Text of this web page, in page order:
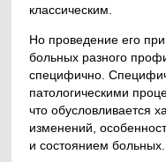
классическим.
Но проведение его
больных разного
специфично.
патологическими
что обусловливается
изменений,
и состоянием больных.